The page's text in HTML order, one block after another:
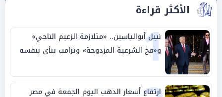
الأكثر قراءة
1
نبيل أبوالياسين.. «متلازمة الزعيم الناجي»
و«فخ الشرعية المزدوجة» وترامب ينأى بنفسه
وحليفه في «ميتم استراتيجي»
ارتفاع أسعار الذهب اليوم الجمعة في مصر